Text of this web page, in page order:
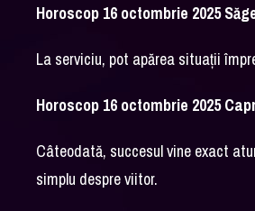
Horoscop 16 octombrie 2025
La serviciu, pot apărea situații
Horoscop 16 octombrie 2025
Câteodată, succesul vine exact
simplu despre viitor.